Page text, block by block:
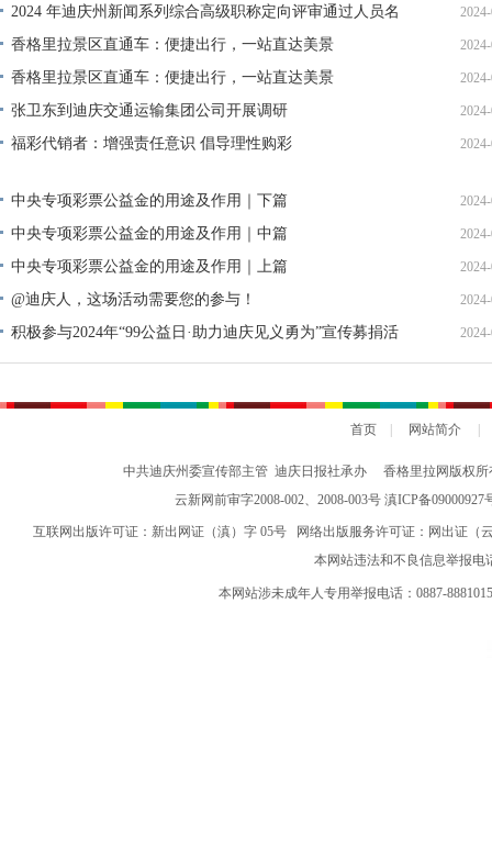
2024 年迪庆州新闻系列综合高级职称定向评审通过人员名
单公示
香格里拉景区直通车：便捷出行，一站直达美景
香格里拉景区直通车：便捷出行，一站直达美景
张卫东到迪庆交通运输集团公司开展调研
福彩代销者：增强责任意识 倡导理性购彩
中央专项彩票公益金的用途及作用｜下篇
中央专项彩票公益金的用途及作用｜中篇
中央专项彩票公益金的用途及作用｜上篇
@迪庆人，这场活动需要您的参与！
积极参与2024年“99公益日·助力迪庆见义勇为”宣传募捐活
动倡议书